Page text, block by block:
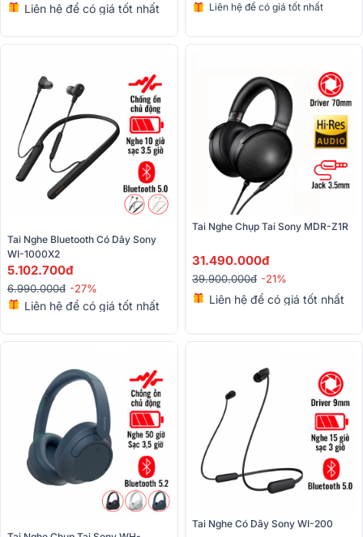
Liên hệ để có giá tốt nhất Liên hệ để có giá tốt nhất
Tai Nghe Bluetooth Có Dây Sony
WI-1000X2
5.102.700đ
6.990.000đ -27%
Liên hệ để có giá tốt nhất
Tai Nghe Chụp Tai Sony MDR-Z1R
31.490.000đ
39.900.000đ -21%
Liên hệ để có giá tốt nhất
Tai Nghe Có Dây Sony WI-200